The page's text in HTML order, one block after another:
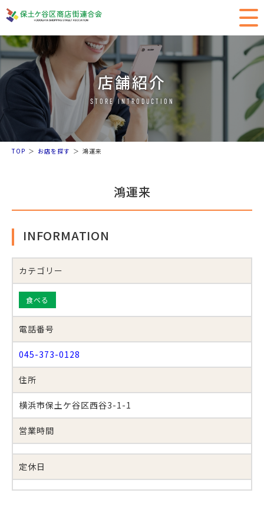
店舗紹介
STORE INTRODUCTION
TOP お店を探す 鴻運来
鴻運来
INFORMATION
カテゴリー
食べる
電話番号
045-373-0128
住所
横浜市保土ケ谷区西谷3-1-1
営業時間
定休日